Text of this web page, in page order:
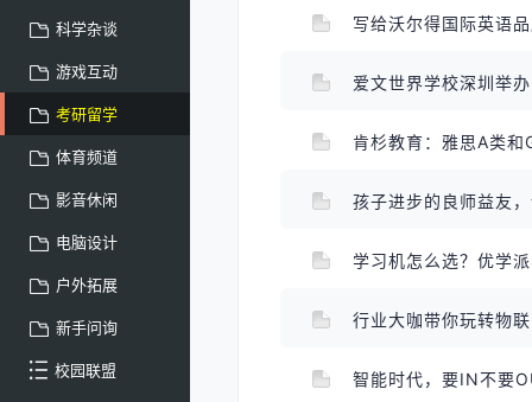
科学杂谈
游戏互动
考研留学
体育频道
影音休闲
电脑设计
户外拓展
新手问询
校园联盟
写给沃尔得国际英语
爱文世界学校深圳举
肯杉教育：雅思A类
孩子进步的良师益友
学习机怎么选？优学
行业大咖带你玩转物
智能时代，要IN不要